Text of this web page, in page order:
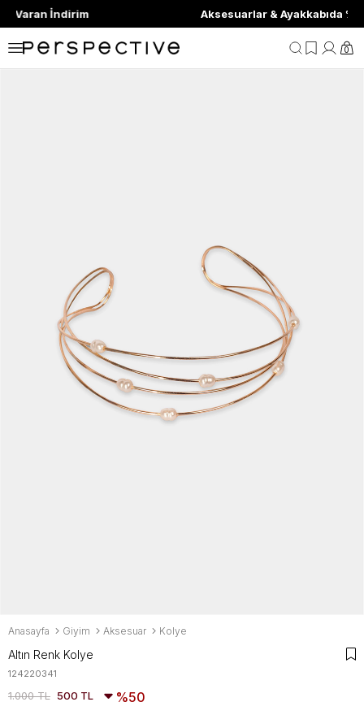
Aksesuarlar & Ayakkabıda %70'ye Varan
0
Anasayfa Giyim Aksesuar Kolye
Altın Renk Kolye
124220341
1.000 TL 500 TL 50